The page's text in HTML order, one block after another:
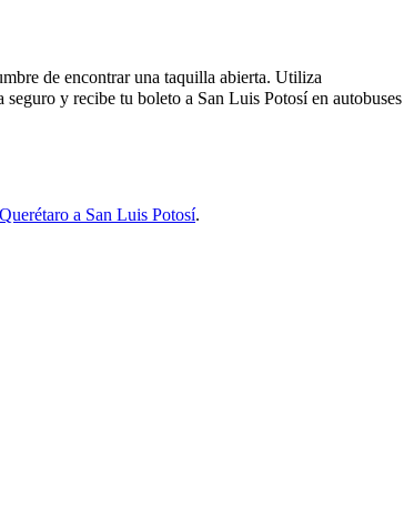
de encontrar una taquilla abierta. Utiliza
y recibe tu boleto a San Luis Potosí en autobuses
a San Luis Potosí.